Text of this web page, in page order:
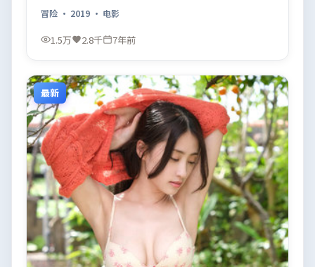
冒险 · 2019 · 电影
1.5万 2.8千 7年前
最新